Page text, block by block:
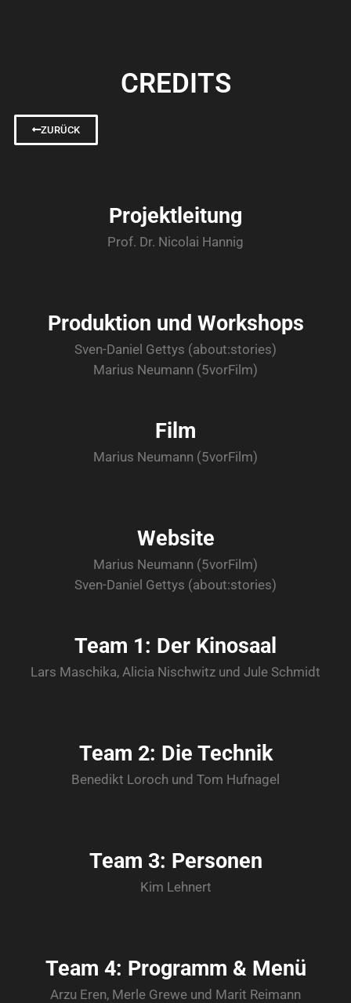
CREDITS
ZURÜCK
Projektleitung
Prof. Dr. Nicolai Hannig
Produktion und Workshops
Sven-Daniel Gettys (about:stories)
Marius Neumann (5vorFilm)
Film
Marius Neumann (5vorFilm)
Website
Marius Neumann (5vorFilm)
Sven-Daniel Gettys (about:stories)
Team 1: Der Kinosaal
Lars Maschika, Alicia Nischwitz und Jule Schmidt
Team 2: Die Technik
Benedikt Loroch und Tom Hufnagel
Team 3: Personen
Kim Lehnert
Team 4: Programm & Menü
Arzu Eren, Merle Grewe und Marit Reimann